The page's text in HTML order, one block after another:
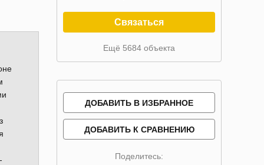
Связаться
Ещё 5684 объекта
ДОБАВИТЬ В ИЗБРАННОЕ
ДОБАВИТЬ К СРАВНЕНИЮ
Поделитесь: